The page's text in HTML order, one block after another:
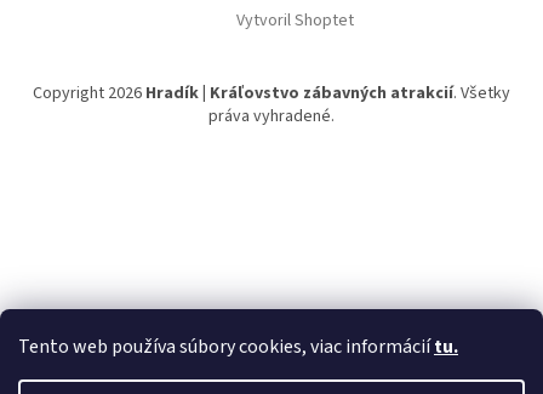
Tento web používa súbory cookies, viac informáciítu.
Vytvoril Shoptet
Copyright 2026 Hradík | Kráľovstvo zábavných atrakcií. Všetky
práva vyhradené.